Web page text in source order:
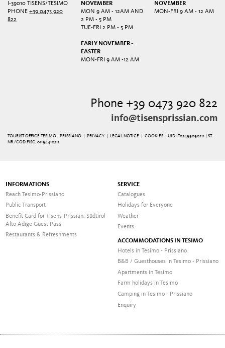
I-39010 TISENS/TESIMO
PHONE+39 0473 920
822
NOVEMBER
MON 9 AM - 12AM AND
2 PM - 5 PM
TUE-FRI 2 PM - 5 PM
EARLY NOVEMBER -
EASTER
MON-FRI 9 AM -12 AM
NOVEMBER
MON-FRI 9 AM - 12 AM
Phone +39 0473 920 822
info@tisensprissian.com
TOURIST OFFICE TESIMO - PRISSIANO | PRIVACY LEGAL NOTICE |COOKIES
| UID IT02499090211 | ST.-
NR./COD.FISC. 01194410211
INFORMATIONS
Reach Tesimo-Prissiano
Public Transport
Benefit Card for Tisens-Prissian: Südtirol
Alto Adige Guest Pass
Restaurants & Refreshments
SERVICE
Catalogues
Holidays for Everyone
Weather
Events
ACCOMMODATIONS IN TESIMO
Hotels in Tesimo - Prissiano
B&B / Guesthouses in Tesimo - Prissiano
Apartments in Tesimo
Farm holidays in Tesimo
Camping in Tesimo - Prissiano
Enquiry